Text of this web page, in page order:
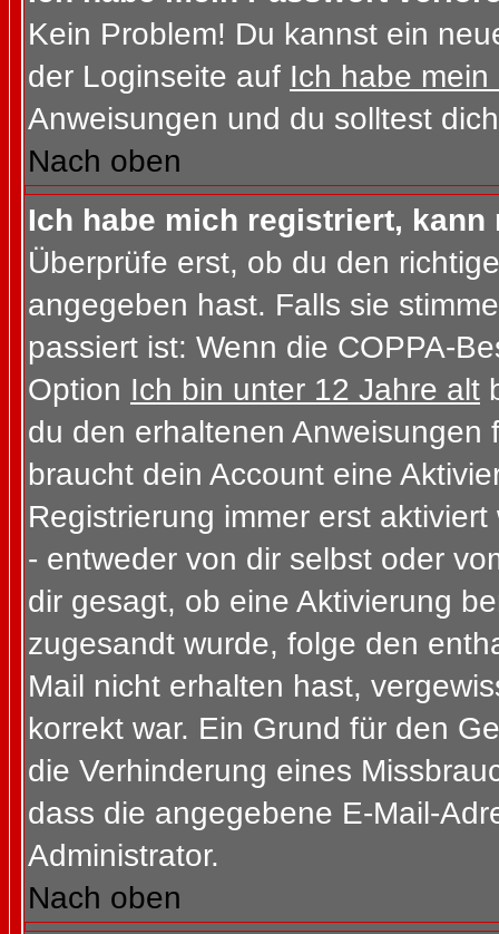
Kein Problem! Du kannst ein
der Loginseite auf Ich habe
Anweisungen und du solltest
Nach oben
Ich habe mich registriert,
Überprüfe erst, ob du den
angegeben hast. Falls sie
passiert ist: Wenn die COPPA-
Option Ich bin unter 12 Jahre alt
du den erhaltenen
braucht dein Account eine
Registrierung immer erst
- entweder von dir selbst oder
dir gesagt, ob eine Aktivierung
zugesandt wurde, folge den
Mail nicht erhalten hast,
korrekt war. Ein Grund für den
die Verhinderung eines
dass die angegebene E-Mail-
Administrator.
Nach oben